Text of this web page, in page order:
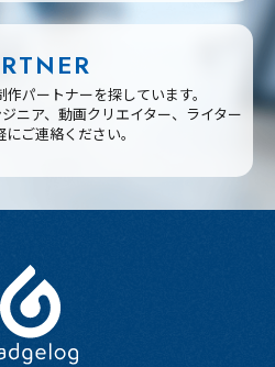
パートナーを探しています。
ニア、動画クリエイター、ライター
ご連絡ください。